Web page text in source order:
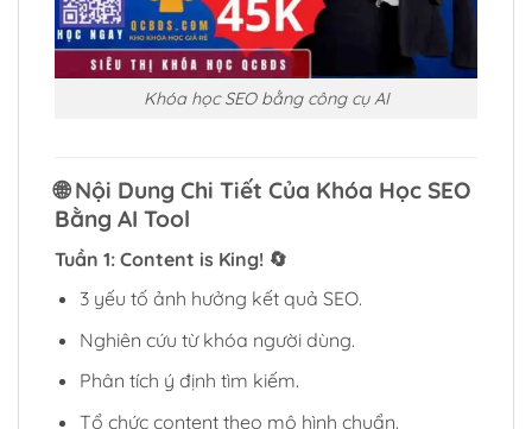
Khóa học SEO bằng công cụ AI
🌐 Nội Dung Chi Tiết Của Khóa Học SEO
Bằng AI Tool
Tuần 1: Content is King! 🔄
3 yếu tố ảnh hưởng kết quả SEO.
Nghiên cứu từ khóa người dùng.
Phân tích ý định tìm kiếm.
Tổ chức content theo mô hình chuẩn.